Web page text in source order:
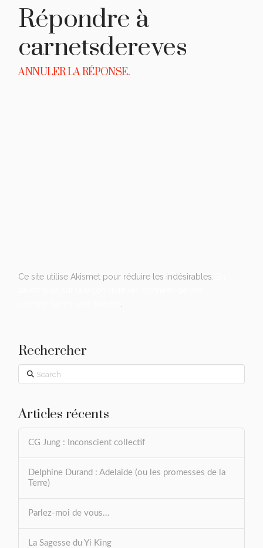
Répondre à
carnetsdereves
ANNULER LA RÉPONSE.
Ce site utilise Akismet pour réduire les indésirables.
Rechercher
Search
Articles récents
CG Jung : Inconscient collectif
Delphine Durand : Adelaide (ou les promesses de la
Terre)
Parlez-moi de vous…
La Sagesse du Yi King